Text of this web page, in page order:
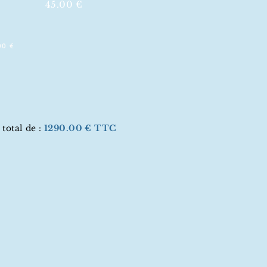
€
45.00 €
de : 1290.00 € TTC